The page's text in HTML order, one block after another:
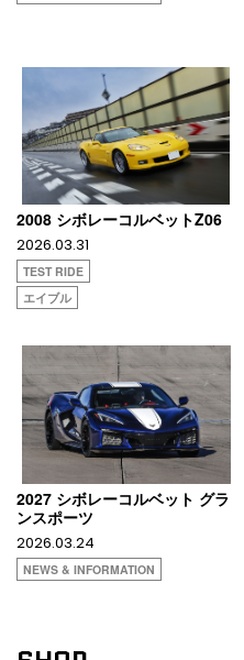
2008 シボレーコルベットZ06
2026.03.31
TEST RIDE
エイブル
2027 シボレーコルベット グラ
ンスポーツ
2026.03.24
NEWS & INFORMATION